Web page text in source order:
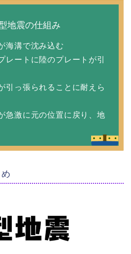
地震の仕組み
海溝で沈み込む
レートに陸のプレートが引
引っ張られることに耐えら
急激に元の位置に戻り、地